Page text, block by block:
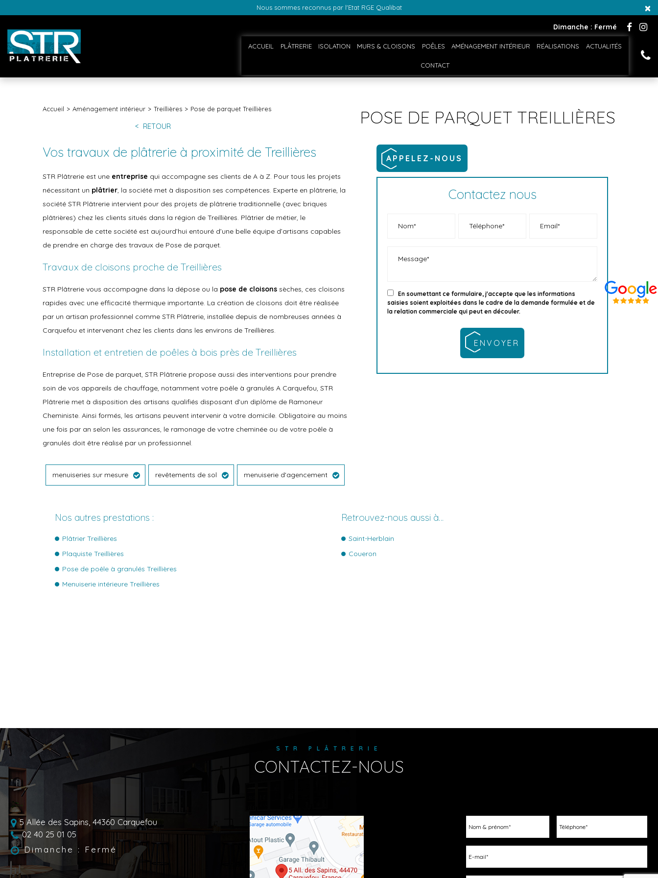
Nous sommes reconnus par l'Etat RGE Qualibat ×
Dimanche : Fermé
ACCUEIL PLÂTRERIE ISOLATION MURS & CLOISONS POÊLES AMÉNAGEMENT INTÉRIEUR RÉALISATIONS ACTUALITÉS
CONTACT
Accueil Aménagement intérieur Treillières Pose de parquet Treillières
RETOUR POSE DE PARQUET TREILLIÈRES
Vos travaux de plâtrerie à proximité de Treillières
STR Plâtrerie est une entreprise qui accompagne ses clients de A à Z. Pour tous les projets
nécessitant un plâtrier, la société met à disposition ses compétences. Experte en plâtrerie, la
société STR Plâtrerie intervient pour des projets de plâtrerie traditionnelle (avec briques
plâtrières) chez les clients situés dans la région de Treillières. Plâtrier de métier, le
responsable de cette société est aujourd’hui entouré d’une belle équipe d’artisans capables
de prendre en charge des travaux de Pose de parquet.
Travaux de cloisons proche de Treillières
STR Plâtrerie vous accompagne dans la dépose ou la pose de cloisons sèches, ces cloisons
rapides avec une efficacité thermique importante. La création de cloisons doit être réalisée
par un artisan professionnel comme STR Plâtrerie, installée depuis de nombreuses années à
Carquefou et intervenant chez les clients dans les environs de Treillières.
Installation et entretien de poêles à bois près de Treillières
Entreprise de Pose de parquet, STR Plâtrerie propose aussi des interventions pour prendre
soin de vos appareils de chauffage, notamment votre poêle à granulés A Carquefou, STR
Plâtrerie met à disposition des artisans qualifiés disposant d’un diplôme de Ramoneur
Cheministe. Ainsi formés, les artisans peuvent intervenir à votre domicile. Obligatoire au moins
une fois par an selon les assurances, le ramonage de votre cheminée ou de votre poêle à
granulés doit être réalisé par un professionnel.
menuiseries sur mesure revêtements de sol menuiserie d'agencement
APPELEZ-NOUS
Contactez nous
En soumettant ce formulaire, j'accepte que les informations
saisies soient exploitées dans le cadre de la demande formulée et de
la relation commerciale qui peut en découler.
Nos autres prestations :
Plâtrier Treillières
Plaquiste Treillières
Pose de poêle à granulés Treillières
Menuiserie intérieure Treillières
Retrouvez-nous aussi à…
Saint-Herblain
Coueron
STR PLÂTRERIE
CONTACTEZ-NOUS
5 Allée des Sapins, 44360 Carquefou
02 40 25 01 05
Dimanche : Fermé